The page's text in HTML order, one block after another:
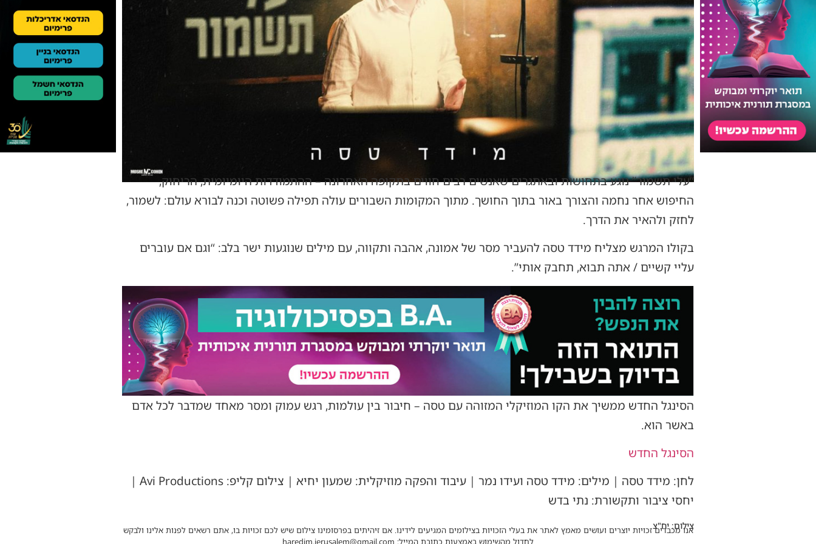
“עלי תשמור” נוגע בתחושות ובאתגרים שאנשים רבים חווים בתקופה האחרונה – ההתמודדות היומיומית, הריחוק,
החיפוש אחר נחמה והצורך באור בתוך החושך. מתוך המקומות השבורים עולה תפילה פשוטה וכנה לבורא עולם: לשמור,
לחזק ולהאיר את הדרך.
בקולו המרגש מצליח מידד טסה להעביר מסר של אמונה, אהבה ותקווה, עם מילים שנוגעות ישר בלב: “וגם אם עוברים
עליי קשיים / אתה תבוא, תחבק אותי”.
הסינגל החדש ממשיך את הקו המוזיקלי המזוהה עם טסה – חיבור בין עולמות, רגש עמוק ומסר מאחד שמדבר לכל אדם
באשר הוא.
הסינגל החדש
לחן: מידד טסה | מילים: מידד טסה ועידו נמר | עיבוד והפקה מוזיקלית: שמעון יחיא | צילום קליפ: Avi Productions |
יחסי ציבור ותקשורת: נתי בדש
צילום: יח"צ
אנו מכבדים זכויות יוצרים ועושים מאמץ לאתר את בעלי הזכויות בצילומים המגיעים לידינו. אם זיהיתים בפרסומינו צילום שיש לכם זכויות בו, אתם רשאים לפנות אלינו ולבקש
לחדול מהשימוש באמצעות כתובת המייל: haredim.jerusalem@gmail.com